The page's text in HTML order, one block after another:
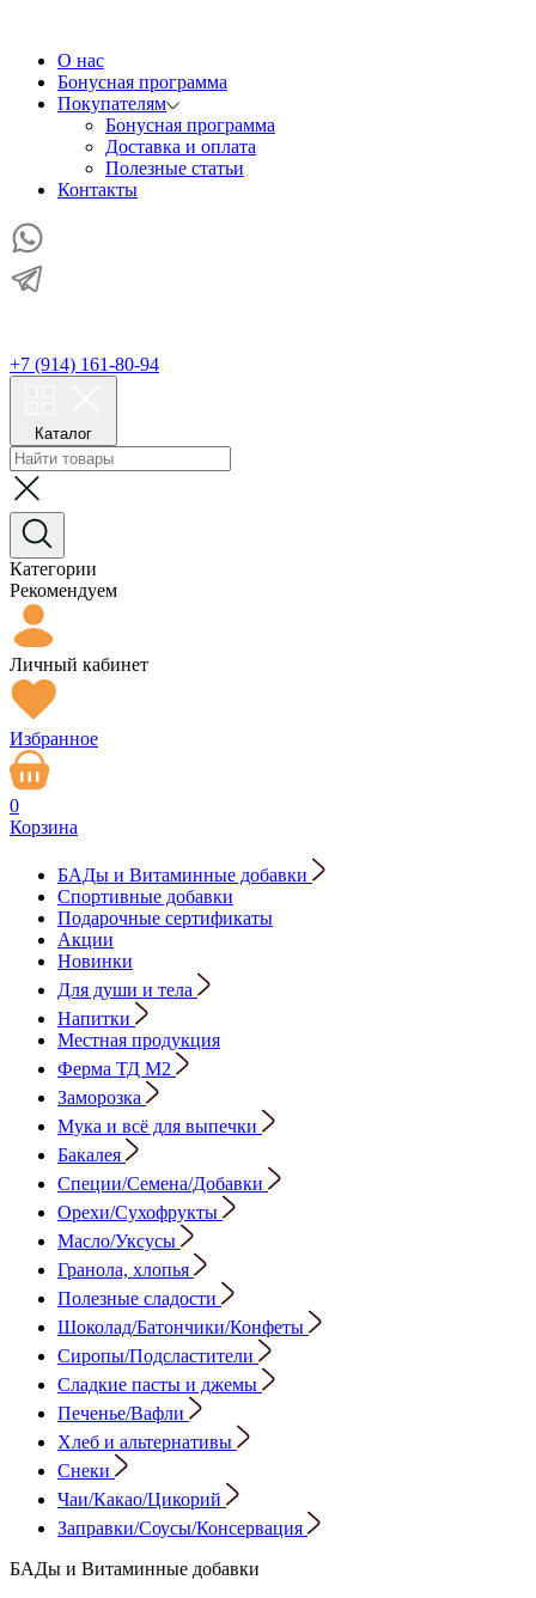
О нас
Бонусная программа
Покупателям
Бонусная программа
Доставка и оплата
Полезные статьи
Контакты
+7 (914) 161-80-94
Каталог
Категории
Рекомендуем
Личный кабинет
Избранное
0
Корзина
БАДы и Витаминные добавки
Спортивные добавки
Подарочные сертификаты
Акции
Новинки
Для души и тела
Напитки
Местная продукция
Ферма ТД М2
Заморозка
Мука и всё для выпечки
Бакалея
Специи/Семена/Добавки
Орехи/Сухофрукты
Масло/Уксусы
Гранола, хлопья
Полезные сладости
Шоколад/Батончики/Конфеты
Сиропы/Подсластители
Сладкие пасты и джемы
Печенье/Вафли
Хлеб и альтернативы
Снеки
Чаи/Какао/Цикорий
Заправки/Соусы/Консервация
БАДы и Витаминные добавки